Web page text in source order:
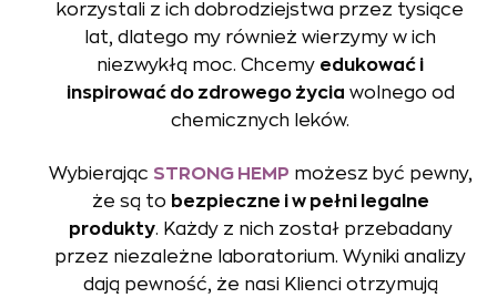
korzystali z ich dobrodziejstwa przez tysiące
lat, dlatego my również wierzymy w ich
niezwykłą moc. Chcemy edukować i
inspirować do zdrowego życia wolnego od
chemicznych leków.
Wybierając STRONG HEMP możesz być pewny,
że są to bezpieczne i w pełni legalne
produkty. Każdy z nich został przebadany
przez niezależne laboratorium. Wyniki analizy
dają pewność, że nasi Klienci otrzymują